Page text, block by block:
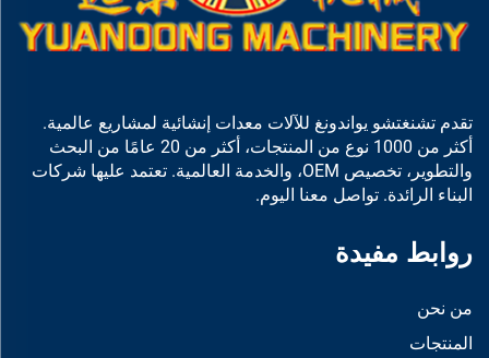
تقدم تشنغتشو يواندونغ للآلات معدات إنشائية لمشاريع عالمية.
أكثر من 1000 نوع من المنتجات، أكثر من 20 عامًا من البحث
والتطوير، تخصيص OEM، والخدمة العالمية. تعتمد عليها شركات
البناء الرائدة. تواصل معنا اليوم.
روابط مفيدة
من نحن
المنتجات